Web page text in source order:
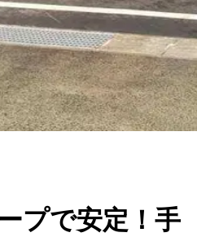
プで安定！手